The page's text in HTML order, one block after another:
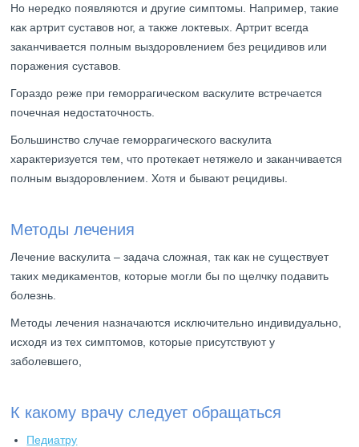
Но нередко появляются и другие симптомы. Например, такие
как артрит суставов ног, а также локтевых. Артрит всегда
заканчивается полным выздоровлением без рецидивов или
поражения суставов.
Гораздо реже при геморрагическом васкулите встречается
почечная недостаточность.
Большинство случае геморрагического васкулита
характеризуется тем, что протекает нетяжело и заканчивается
полным выздоровлением. Хотя и бывают рецидивы.
Методы лечения
Лечение васкулита – задача сложная, так как не существует
таких медикаментов, которые могли бы по щелчку подавить
болезнь.
Методы лечения назначаются исключительно индивидуально,
исходя из тех симптомов, которые присутствуют у
заболевшего,
К какому врачу следует обращаться
Педиатру